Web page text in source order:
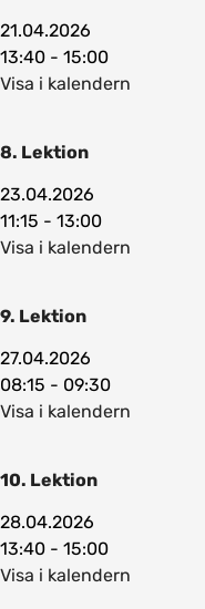
21.04.2026
13:40 - 15:00
Visa i kalendern
8. Lektion
23.04.2026
11:15 - 13:00
Visa i kalendern
9. Lektion
27.04.2026
08:15 - 09:30
Visa i kalendern
10. Lektion
28.04.2026
13:40 - 15:00
Visa i kalendern